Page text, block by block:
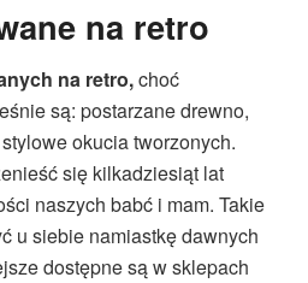
na retro
na retro,choć
są: postarzane drewno,
okucia tworzonych.
się kilkadziesiąt lat
naszych babć i mam. Takie
u siebie namiastkę dawnych
dostępne są w sklepach